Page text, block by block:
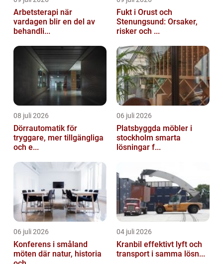
Arbetsterapi när
vardagen blir en del av
behandli...
Fukt i Orust och
Stenungsund: Orsaker,
risker och ...
08 juli 2026
Dörrautomatik för
tryggare, mer tillgängliga
och e...
06 juli 2026
Platsbyggda möbler i
stockholm smarta
lösningar f...
06 juli 2026
Konferens i småland
möten där natur, historia
04 juli 2026
Kranbil effektivt lyft och
transport i samma lösn...